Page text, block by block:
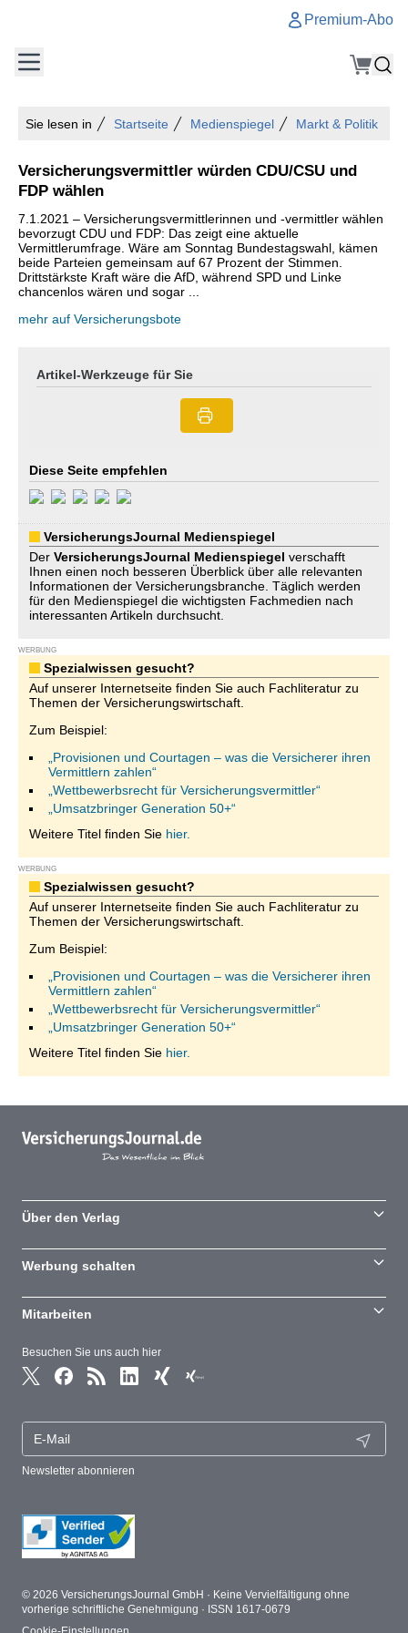
Premium-Abo
Sie lesen in Startseite Medienspiegel Markt & Politik
Versicherungsvermittler würden CDU/CSU und
FDP wählen
7.1.2021 – Versicherungsvermittlerinnen und -vermittler wählen
bevorzugt CDU und FDP: Das zeigt eine aktuelle
Vermittlerumfrage. Wäre am Sonntag Bundestagswahl, kämen
beide Parteien gemeinsam auf 67 Prozent der Stimmen.
Drittstärkste Kraft wäre die AfD, während SPD und Linke
chancenlos wären und sogar ...
mehr auf Versicherungsbote
Artikel-Werkzeuge für Sie
Diese Seite empfehlen
VersicherungsJournal Medienspiegel
Der VersicherungsJournal Medienspiegel verschafft
Ihnen einen noch besseren Überblick über alle relevanten
Informationen der Versicherungsbranche. Täglich werden
für den Medienspiegel die wichtigsten Fachmedien nach
interessanten Artikeln durchsucht.
WERBUNG
Spezialwissen gesucht?
Auf unserer Internetseite finden Sie auch Fachliteratur zu
Themen der Versicherungswirtschaft.
Zum Beispiel:
„Provisionen und Courtagen – was die Versicherer ihren
Vermittlern zahlen“
„Wettbewerbsrecht für Versicherungsvermittler“
„Umsatzbringer Generation 50+“
Weitere Titel finden Sie hier.
WERBUNG
Spezialwissen gesucht?
Auf unserer Internetseite finden Sie auch Fachliteratur zu
Themen der Versicherungswirtschaft.
Zum Beispiel:
„Provisionen und Courtagen – was die Versicherer ihren
Vermittlern zahlen“
„Wettbewerbsrecht für Versicherungsvermittler“
„Umsatzbringer Generation 50+“
Weitere Titel finden Sie hier.
Besuchen Sie uns auch hier
Newsletter abonnieren
Über den Verlag
Werbung schalten
Mitarbeiten
© 2026 VersicherungsJournal GmbH · Keine Vervielfältigung ohne
vorherige schriftliche Genehmigung · ISSN 1617-0679